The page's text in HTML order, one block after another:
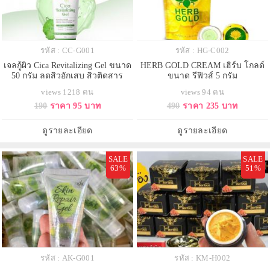
รหัส : CC-G001
เจลกู้ผิว Cica Revitalizing Gel ขนาด
50 กรัม ลดสิวอักเสบ สิวติดสาร
views 1218 คน
190 ราคา 95 บาท
ดูรายละเอียด
รหัส : HG-C002
HERB GOLD CREAM เฮิร์บ โกลด์
ขนาด รีฟิวส์ 5 กรัม
views 94 คน
490 ราคา 235 บาท
ดูรายละเอียด
SALE
63%
รหัส : AK-G001
SALE
51%
รหัส : KM-H002